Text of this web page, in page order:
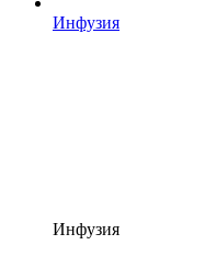
Инфузия
Инфузия